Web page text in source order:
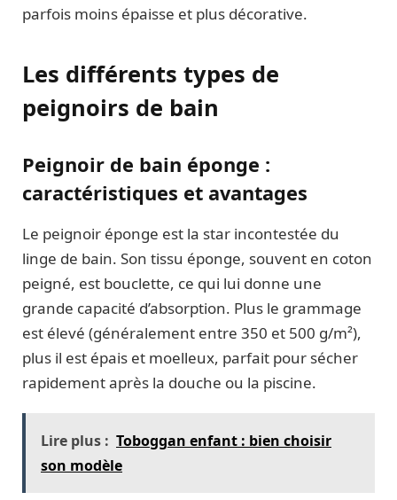
parfois moins épaisse et plus décorative.
Les différents types de
peignoirs de bain
Peignoir de bain éponge :
caractéristiques et avantages
Le peignoir éponge est la star incontestée du
linge de bain. Son tissu éponge, souvent en coton
peigné, est bouclette, ce qui lui donne une
grande capacité d’absorption. Plus le grammage
est élevé (généralement entre 350 et 500 g/m²),
plus il est épais et moelleux, parfait pour sécher
rapidement après la douche ou la piscine.
Lire plus : Toboggan enfant : bien choisir
son modèle